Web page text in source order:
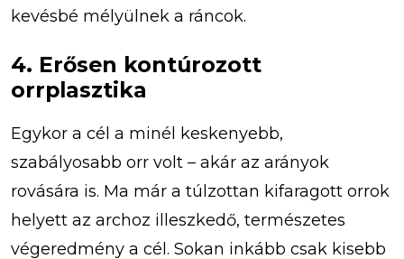
kevésbé mélyülnek a ráncok.
4. Erősen kontúrozott
orrplasztika
Egykor a cél a minél keskenyebb,
szabályosabb orr volt – akár az arányok
rovására is. Ma már a túlzottan kifaragott orrok
helyett az archoz illeszkedő, természetes
végeredmény a cél. Sokan inkább csak kisebb